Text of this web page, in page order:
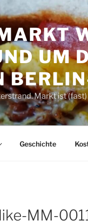
UM
Markt ist
Geschichte
MM-